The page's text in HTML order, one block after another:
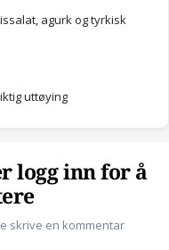
agurk og tyrkisk
uttøying
logg inn for å
skrive en kommentar